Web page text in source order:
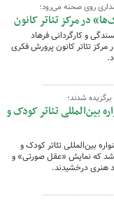
روی صحنه می‌رود؛
در مرکز تئاتر کانون
و کارگردانی فرهاد
۲۷ فروردین در مرکز تئاتر کانون پرورش فکری
شدند؛
بین‌المللی تئاتر کودک و
بین‌المللی تئاتر کودک و
شد که نمایش «عقل صورتی» و
هنری درخشیدند.